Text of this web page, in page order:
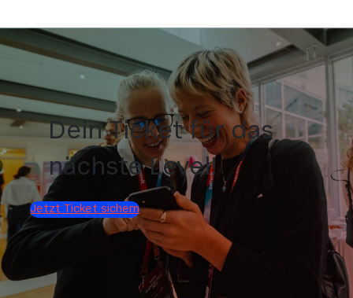
Dein Ticket für das
nächste Level!
Jetzt Ticket sichern